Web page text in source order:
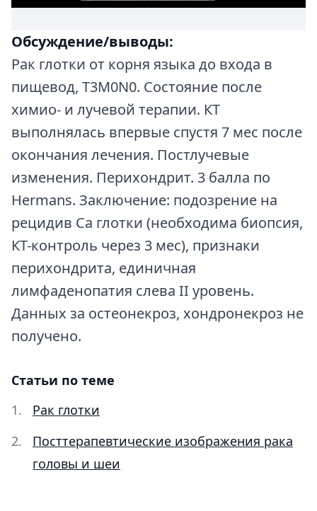
Обсуждение/выводы:
Рак глотки от корня языка до входа в
пищевод, T3M0N0. Состояние после
химио- и лучевой терапии. КТ
выполнялась впервые спустя 7 мес после
окончания лечения. Постлучевые
изменения. Перихондрит. 3 балла по
Hermans. Заключение: подозрение на
рецидив Са глотки (необходима биопсия,
КТ-контроль через 3 мес), признаки
перихондрита, единичная
лимфаденопатия слева II уровень.
Данных за остеонекроз, хондронекроз не
получено.
Статьи по теме
Рак глотки
Посттерапевтические изображения рака
головы и шеи